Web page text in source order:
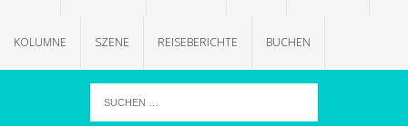
KOLUMNE SZENE REISEBERICHTE BUCHEN